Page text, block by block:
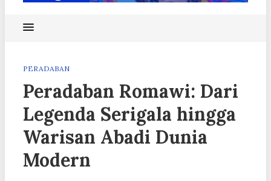
PERADABAN
Peradaban Romawi: Dari
Legenda Serigala hingga
Warisan Abadi Dunia
Modern